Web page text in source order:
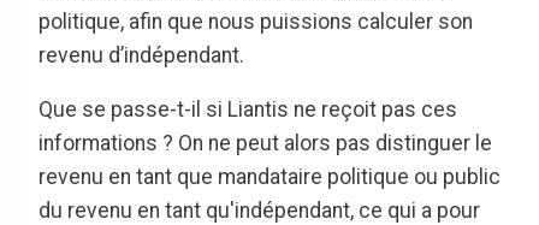
politique, afin que nous puissions calculer son
revenu d’indépendant.
Que se passe-t-il si Liantis ne reçoit pas ces
informations ? On ne peut alors pas distinguer le
revenu en tant que mandataire politique ou public
du revenu en tant qu'indépendant, ce qui a pour